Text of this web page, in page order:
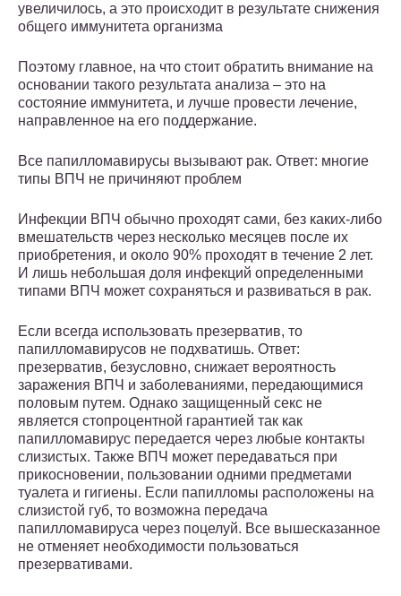
увеличилось, а это происходит в результате снижения
общего иммунитета организма
Поэтому главное, на что стоит обратить внимание на
основании такого результата анализа – это на
состояние иммунитета, и лучше провести лечение,
направленное на его поддержание.
Все папилломавирусы вызывают рак. Ответ: многие
типы ВПЧ не причиняют проблем
Инфекции ВПЧ обычно проходят сами, без каких-либо
вмешательств через несколько месяцев после их
приобретения, и около 90% проходят в течение 2 лет.
И лишь небольшая доля инфекций определенными
типами ВПЧ может сохраняться и развиваться в рак.
Если всегда использовать презерватив, то
папилломавирусов не подхватишь. Ответ:
презерватив, безусловно, снижает вероятность
заражения ВПЧ и заболеваниями, передающимися
половым путем. Однако защищенный секс не
является стопроцентной гарантией так как
папилломавирус передается через любые контакты
слизистых. Также ВПЧ может передаваться при
прикосновении, пользовании одними предметами
туалета и гигиены. Если папилломы расположены на
слизистой губ, то возможна передача
папилломавируса через поцелуй. Все вышесказанное
не отменяет необходимости пользоваться
презервативами.